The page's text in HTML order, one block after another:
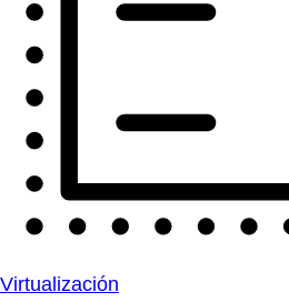
Virtualización